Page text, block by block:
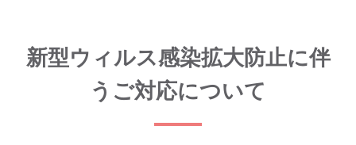
新型ウィルス感染拡大防止に伴
うご対応について